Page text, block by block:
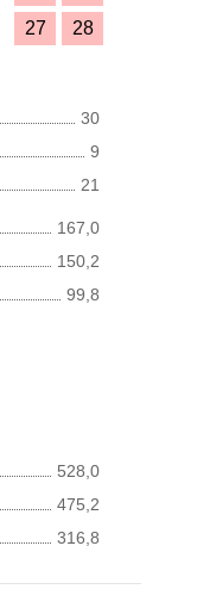
27
28
30
9
21
167,0
150,2
99,8
528,0
475,2
316,8